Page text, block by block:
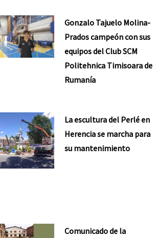
Gonzalo Tajuelo Molina-
Prados campeón con sus
equipos del Club SCM
Politehnica Timisoara de
Rumanía
La escultura del Perlé en
Herencia se marcha para
su mantenimiento
Comunicado de la